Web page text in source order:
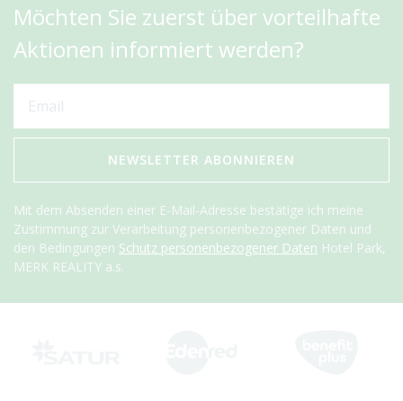
Möchten Sie zuerst über vorteilhafte
Aktionen informiert werden?
NEWSLETTER ABONNIEREN
Mit dem Absenden einer E-Mail-Adresse bestätige ich meine
Zustimmung zur Verarbeitung personenbezogener Daten und
den Bedingungen Schutz personenbezogener Daten Hotel Park,
MERK REALITY a.s.